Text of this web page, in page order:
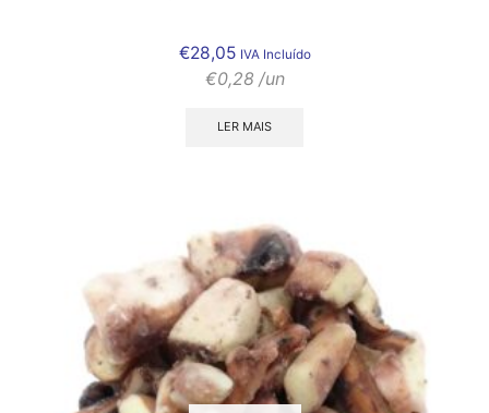
€28,05 IVA Incluído
€0,28 /un
LER MAIS